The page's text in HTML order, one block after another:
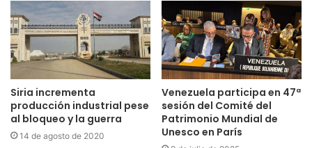
Siria incrementa
producción industrial pese
al bloqueo y la guerra
14 de agosto de 2020
Venezuela participa en 47ª
sesión del Comité del
Patrimonio Mundial de
Unesco en París